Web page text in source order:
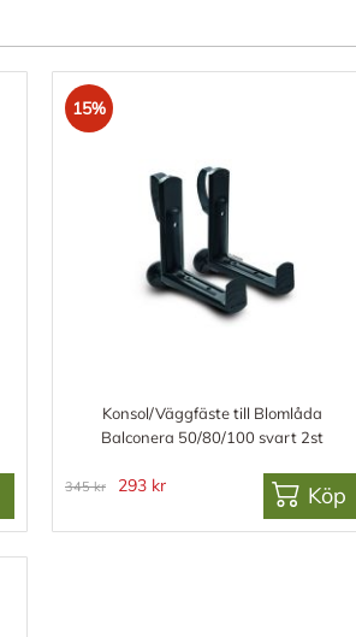
15%
Konsol/Väggfäste till Blomlåda
Balconera 50/80/100 svart 2st
345 kr 293 kr Köp